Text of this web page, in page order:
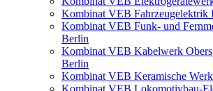
Kombinat VEB Fahrzeugelektrik
Kombinat VEB Funk- und
Berlin
Kombinat VEB Kabelwerk
Berlin
Kombinat VEB Keramische
Kombinat VEB Lokomotivbau-